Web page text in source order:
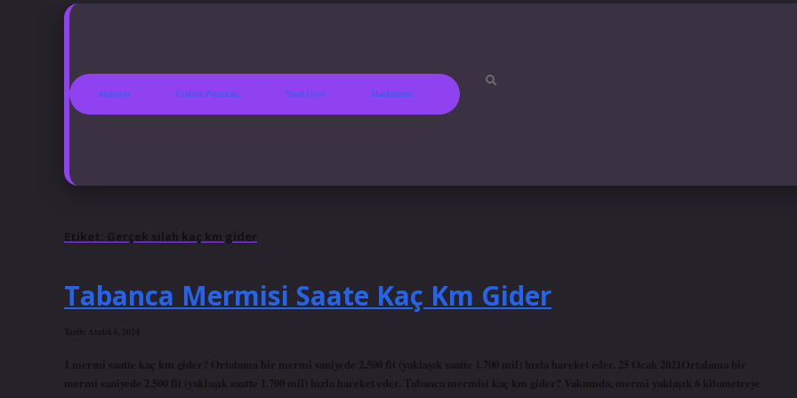
Anasayfa Gizlilik Politikası Yasal Uyarı Hakkımızda
Etiket: Gerçek silah kaç km gider
Tabanca Mermisi Saate Kaç Km Gider
Tarih: Aralık 6, 2024
1 mermi saatte kaç km gider? Ortalama bir mermi saniyede 2.500 fit (yaklaşık saatte 1.700 mil) hızla hareket eder. 25 Ocak 2021Ortalama bir
mermi saniyede 2.500 fit (yaklaşık saatte 1.700 mil) hızla hareket eder. Tabanca mermisi kaç km gider? Vakumda, mermi yaklaşık 6 kilometreye